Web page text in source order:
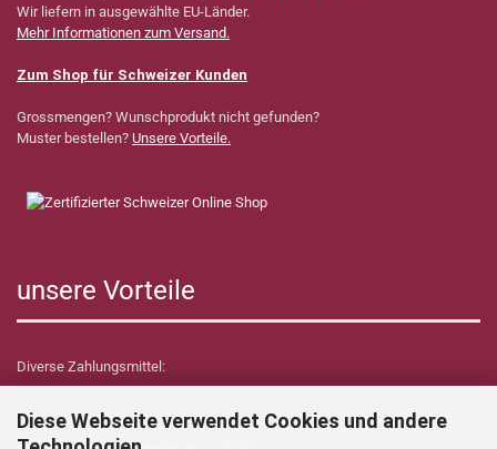
Diese Webseite verwendet Cookies und andere
Wir liefern in ausgewählte EU-Länder.
Mehr Informationen zum Versand.
Zum Shop für Schweizer Kunden
Grossmengen? Wunschprodukt nicht gefunden?
Muster bestellen? Unsere Vorteile.
unsere Vorteile
Diverse Zahlungsmittel: